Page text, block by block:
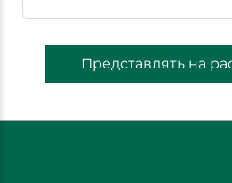
Представлять на